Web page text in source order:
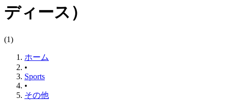
ディース）
(1)
ホーム
•
Sports
•
その他